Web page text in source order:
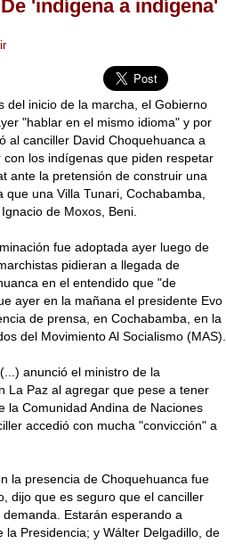
'indígena a indígena'
del inicio de la marcha, el Gobierno
"hablar en el mismo idioma" y por
al canciller David Choquehuanca a
con los indígenas que piden respetar
ante la pretensión de construir una
que una Villa Tunari, Cochabamba,
de Moxos, Beni.
fue adoptada ayer luego de
pidieran a llegada de
en el entendido que "de
ayer en la mañana el presidente Evo
de prensa, en Cochabamba, en la
del Movimiento Al Socialismo (MAS).
anunció el ministro de la
La Paz al agregar que pese a tener
Comunidad Andina de Naciones
accedió con mucha "convicción" a
la presencia de Choquehuanca fue
dijo que es seguro que el canciller
Estarán esperando a
Presidencia; y Wálter Delgadillo, de